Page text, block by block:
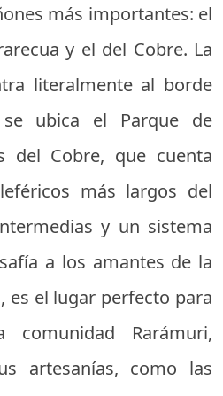
más importantes: el
y el del Cobre. La
literalmente al borde
ubica el Parque de
del Cobre, que cuenta
más largos del
y un sistema
a los amantes de la
es el lugar perfecto para
Rarámuri,
artesanías, como las